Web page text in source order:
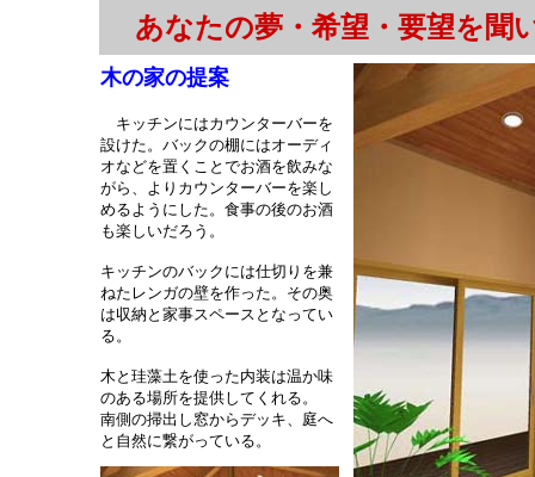
あなたの夢・希望・要望を聞
木の家の提案
キッチンにはカウンターバーを
設けた。バックの棚にはオーディ
オなどを置くことでお酒を飲みな
がら、よりカウンターバーを楽し
めるようにした。食事の後のお酒
も楽しいだろう。
キッチンのバックには仕切りを兼
ねたレンガの壁を作った。その奥
は収納と家事スペースとなってい
る。
木と珪藻土を使った内装は温か味
のある場所を提供してくれる。
南側の掃出し窓からデッキ、庭へ
と自然に繋がっている。